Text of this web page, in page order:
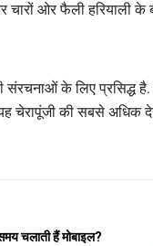
ओर फैली हरियाली के
संरचनाओं के लिए
चेरापूंजी की सबसे अधिक
चलाती हैं मोबाइल?